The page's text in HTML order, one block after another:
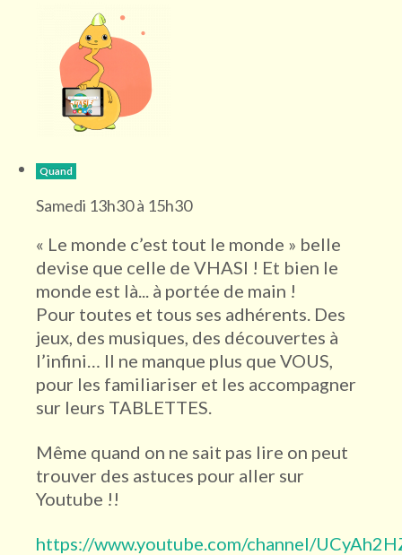
Quand
Samedi 13h30 à 15h30
« Le monde c’est tout le monde » belle
devise que celle de VHASI ! Et bien le
monde est là... à portée de main !
Pour toutes et tous ses adhérents. Des
jeux, des musiques, des découvertes à
l’infini… Il ne manque plus que VOUS,
pour les familiariser et les accompagner
sur leurs TABLETTES.
Même quand on ne sait pas lire on peut
trouver des astuces pour aller sur
Youtube !!
https://www.youtube.com/channel/